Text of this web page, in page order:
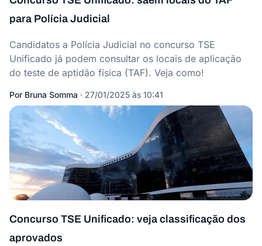
para Polícia Judicial
Candidatos a Polícia Judicial no concurso TSE
Unificado já podem consultar os locais de aplicação
do teste de aptidão física (TAF). Veja como!
Por Bruna Somma · 27/01/2025 às 10:41
Concurso TSE Unificado: veja classificação dos
aprovados